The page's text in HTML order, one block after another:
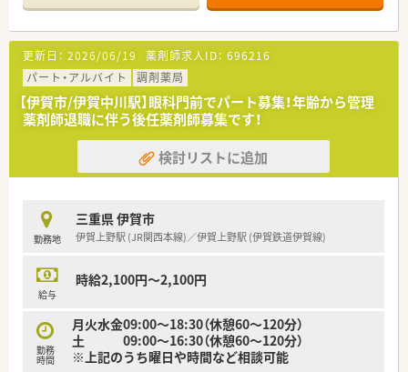
更新日： 2026/06/19 薬剤師求人ID： 696216
パート・アルバイト
調剤薬局
【伊賀市/伊賀中川駅】眼科門前でパート募集！年齢から管理
薬剤師退職に伴う後任薬剤師募集です！
検討リストに追加
勤務地
三重県 伊賀市
伊賀上野駅 (JR関西本線)／伊賀上野駅 (伊賀鉄道伊賀線)
給与
時給2,100円～2,100円
勤務
時間
月火水金09:00～18:30（休憩60～120分）
土 09:00～16:30（休憩60～120分）
※上記のうち曜日や時間など相談可能